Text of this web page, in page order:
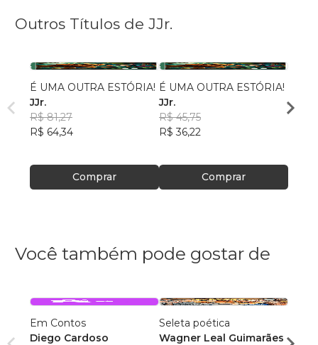
Outros Títulos de JJr.
É UMA OUTRA ESTÓRIA!
JJr.
R$ 81,27
R$ 64,34
Comprar
É UMA OUTRA ESTÓRIA!
JJr.
R$ 45,75
R$ 36,22
Comprar
JJr.
R$
Você também pode gostar de
Em Contos
Diego Cardoso
Seleta poética
Wagner Leal Guimarães